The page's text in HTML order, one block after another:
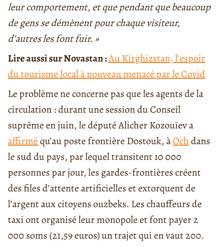
leur comportement, et que pendant que beaucoup
de gens se démènent pour chaque visiteur,
d’autres les font fuir. »
Lire aussi sur Novastan :Au Kirghizstan, l’espoir
du tourisme local à nouveau menacé par le Covid
Le problème ne concerne pas que les agents de la
circulation : durant une session du Conseil
suprême en juin, le député Alicher Kozouïev a
affirméqu’au poste frontière Dostouk, àOchdans
le sud du pays, par lequel transitent 10 000
personnes par jour, les gardes-frontières créent
des files d’attente artificielles et extorquent de
l’argent aux citoyens ouzbeks. Les chauffeurs de
taxi ont organisé leur monopole et font payer 2
000 soms (21,59 euros) un trajet qui en vaut 200.